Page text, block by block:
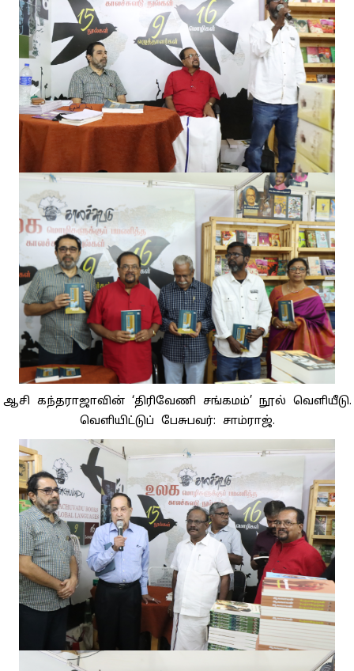
ஆசி கந்தராஜாவின் ‘திரிவேணி சங்கமம்’ நூல் வெளியீடு.
வெளியிட்டுப் பேசுபவர்: சாம்ராஜ்.